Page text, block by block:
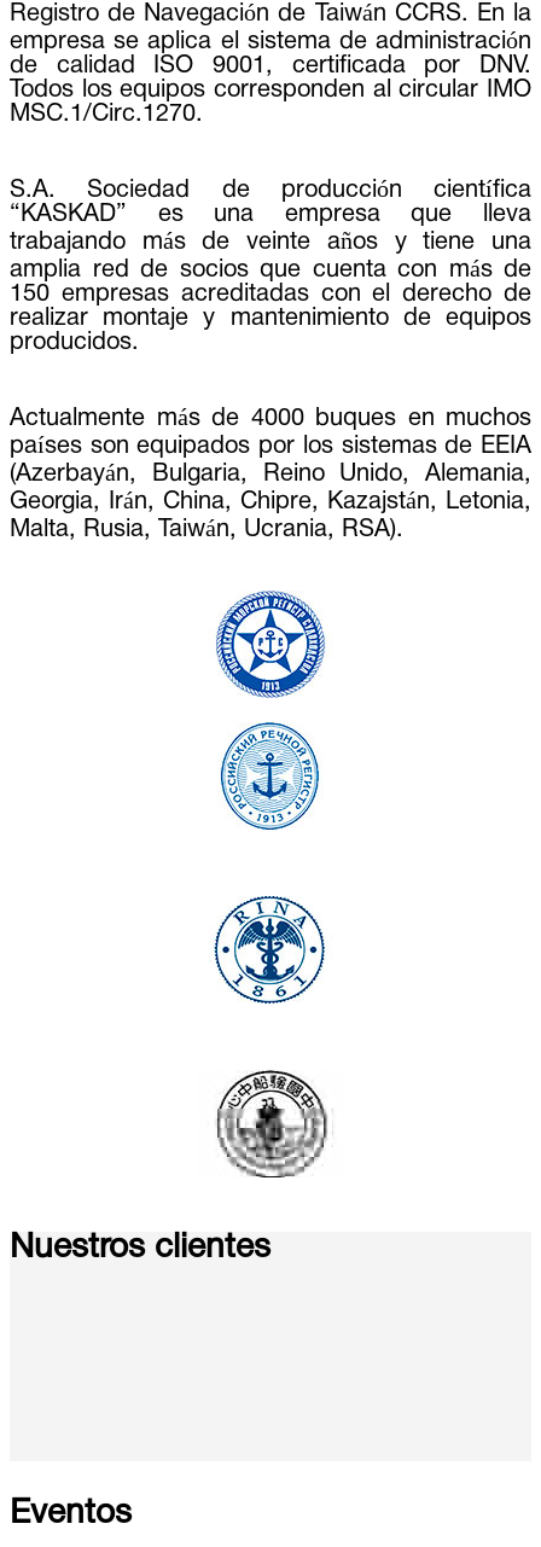
Registro de Navegación de Taiwán CCRS. En la
empresa se aplica el sistema de administración
de calidad ISO 9001, certificada por DNV.
Todos los equipos corresponden al circular IMO
MSC.1/Circ.1270.
S.A. Sociedad de producción científica
“KASKAD” es una empresa que lleva
trabajando más de veinte años y tiene una
amplia red de socios que cuenta con más de
150 empresas acreditadas con el derecho de
realizar montaje y mantenimiento de equipos
producidos.
Actualmente más de 4000 buques en muchos
países son equipados por los sistemas de EEIA
(Azerbayán, Bulgaria, Reino Unido, Alemania,
Georgia, Irán, China, Chipre, Kazajstán, Letonia,
Malta, Rusia, Taiwán, Ucrania, RSA).
Nuestros clientes
Eventos